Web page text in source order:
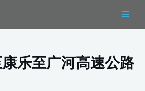
乐至广河高速公路